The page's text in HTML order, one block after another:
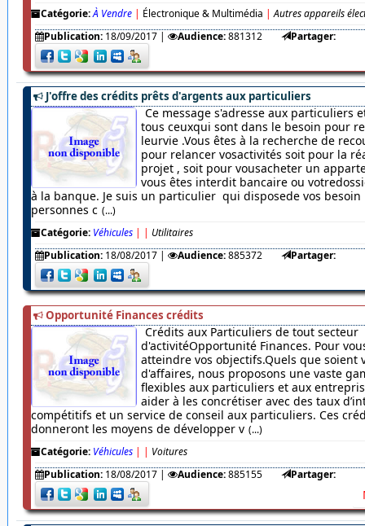
Catégorie:À Vendre | Électronique & Multimédia | Autres appareils
Publication: 18/09/2017| Audience:881312 Partager:
J'offre des crédits prêts d'argents aux particuliers
Ce message s'adresse aux particuliers
tous ceuxqui sont dans le besoin pour
leurvie .Vous êtes à la recherche de
pour relancer vosactivités soit pour la
projet , soit pour vousacheter un
vous êtes interdit bancaire ou
à la banque. Je suis un particulier qui disposede vos
personnes c (...)
Catégorie: Véhicules | | Utilitaires
Publication: 18/08/2017| Audience:885372 Partager:
Opportunité Finances crédits
Crédits aux Particuliers de tout secteur
d'activitéOpportunité Finances. Pour
atteindre vos objectifs.Quels que soient
d'affaires, nous proposons une vaste
flexibles aux particuliers et aux
aider à les concrétiser avec des taux
compétitifs et un service de conseil aux particuliers. Ces
donneront les moyens de développer v (...)
Catégorie: Véhicules | | Voitures
Publication: 18/08/2017| Audience:885155 Partager: